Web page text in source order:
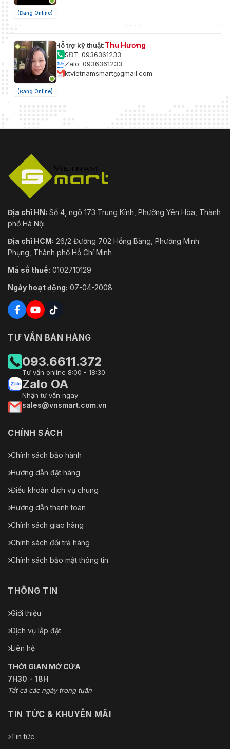
(Đang Online)
(Đang Online)
Hỗ trợ kỹ thuật:Thu Hương
SĐT: 0936361233
Zalo: 0936361233
ktvietnamsmart@gmail.com
Địa chỉ HN: Số 4, ngõ 173 Trung Kính, Phường Yên Hòa, Thành
phố Hà Nội
Địa chỉ HCM: 26/2 Đường 702 Hồng Bàng, Phường Minh
Phụng, Thành phố Hồ Chí Minh
Mã số thuế: 0102710129
Ngày hoạt động: 07-04-2008
TƯ VẤN BÁN HÀNG
093.6611.372
Tư vấn online 8:00 - 18:30
Zalo OA
Nhận tư vấn ngay
sales@vnsmart.com.vn
CHÍNH SÁCH
Chính sách bảo hành
Hướng dẫn đặt hàng
Điều khoản dịch vụ chung
Hướng dẫn thanh toán
Chính sách giao hàng
Chính sách đổi trả hàng
Chính sách bảo mật thông tin
THÔNG TIN
Giới thiệu
Dịch vụ lắp đặt
Liên hệ
THỜI GIAN MỞ CỬA
7H30 - 18H
Tất cả các ngày trong tuần
TIN TỨC & KHUYẾN MÃI
Tin tức